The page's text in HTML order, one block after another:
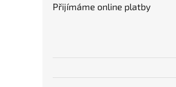
Přijímáme online platby